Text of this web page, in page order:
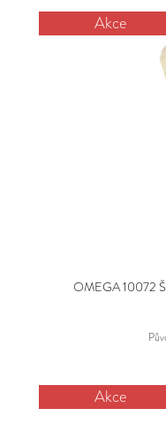
Akce
OMEGA 10072
Akce